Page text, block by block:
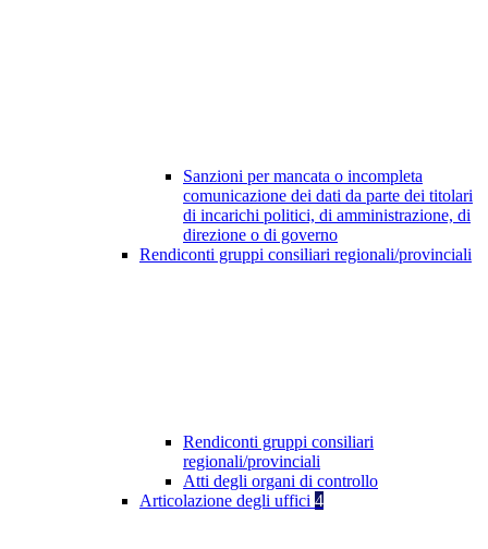
Sanzioni per mancata o incompleta
comunicazione dei dati da parte dei titolari
di incarichi politici, di amministrazione, di
direzione o di governo
Rendiconti gruppi consiliari regionali/provinciali
Rendiconti gruppi consiliari
regionali/provinciali
Atti degli organi di controllo
Articolazione degli uffici 4